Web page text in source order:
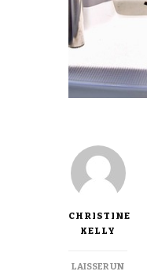
CHRISTINE
KELLY
LAISSER UN